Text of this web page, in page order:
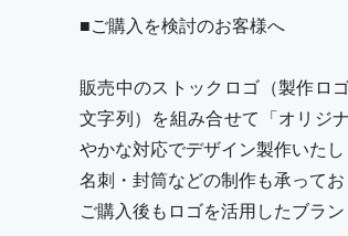
■ご購入を検討のお客様へ
販売中のストックロゴ（製作ロ
文字列）を組み合せて「オリジ
やかな対応でデザイン製作いた
名刺・封筒などの制作も承ってお
ご購入後もロゴを活用したブラ